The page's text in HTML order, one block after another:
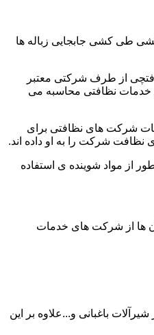
طی کشی جابجایی زباله ها
از طرف شرکتی معتبر
خدمات نظافتی محاسبه می
شرکت های نظافتی برای
شرکت را به او داده اند.
از مواد شوینده ی استفاده
ها از شرکت های خدمات
باغبانی و...علاوه بر این